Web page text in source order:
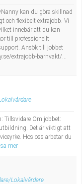
kan du göra skillnad
och flexibelt extrajobb. Vi
innebär att du kan
till professionellt
Ansök till jobbet
extrajobb-barnvakt/...
Tillsvidare Om jobbet:
Det är viktigt att
Hos oss arbetar du
mer
Lokalvårdare